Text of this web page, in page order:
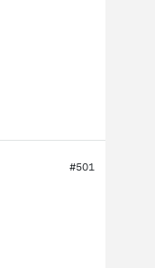
#501